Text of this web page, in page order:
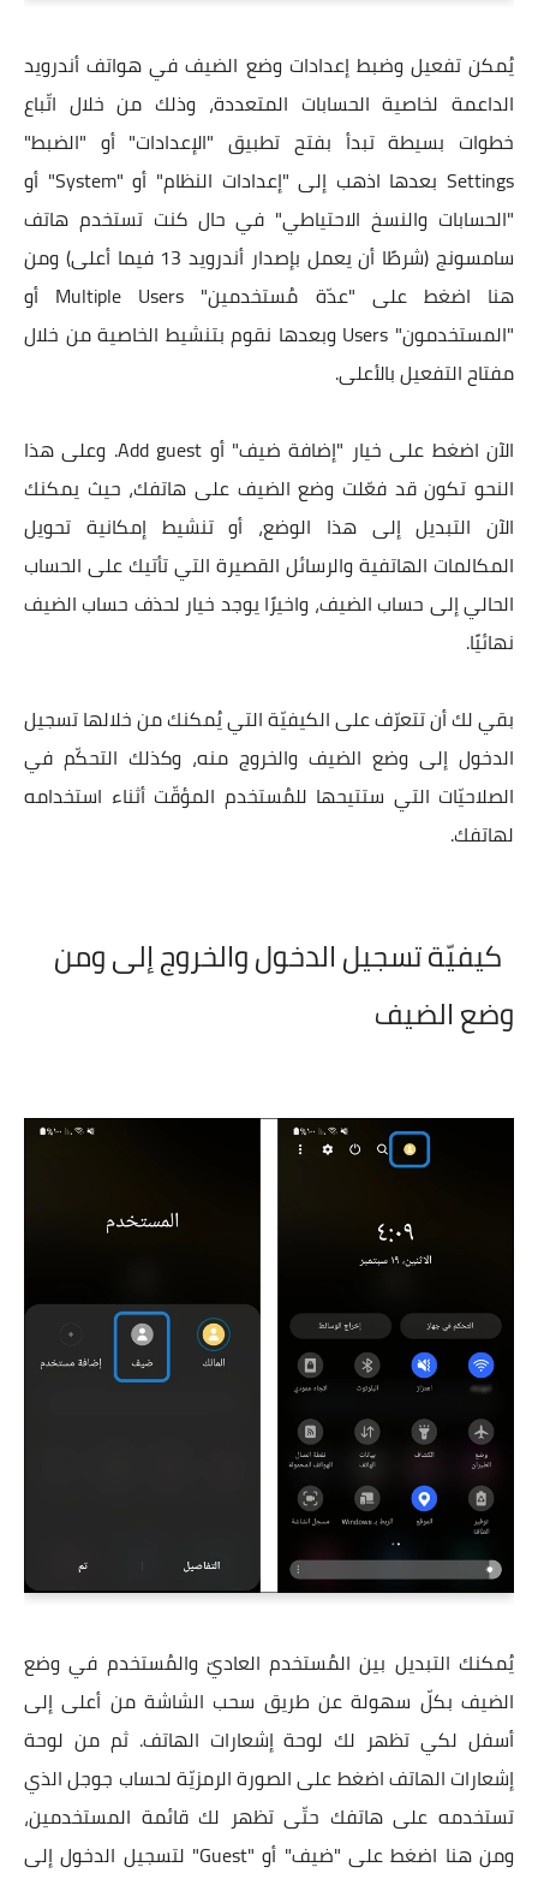
يُمكن تفعيل وضبط إعدادات وضع الضيف في هواتف أندرويد
الداعمة لخاصية الحسابات المتعددة، وذلك من خلال اتّباع
خطوات بسيطة تبدأ بفتح تطبيق "الإعدادات" أو "الضبط"
Settings بعدها اذهب إلى "إعدادات النظام" أو "System" أو
"الحسابات والنسخ الاحتياطي" في حال كنت تستخدم هاتف
سامسونج (شرطًا أن يعمل بإصدار أندرويد 13 فيما أعلى) ومن
هنا اضغط على "عدّة مُستخدمين" Multiple Users أو
"المستخدمون" Users وبعدها نقوم بتنشيط الخاصية من خلال
مفتاح التفعيل بالأعلى.
الآن اضغط على خيار "إضافة ضيف" أو Add guest. وعلى هذا
النحو تكون قد فعّلت وضع الضيف على هاتفك، حيث يمكنك
الآن التبديل إلى هذا الوضع، أو تنشيط إمكانية تحويل
المكالمات الهاتفية والرسائل القصيرة التي تأتيك على الحساب
الحالي إلى حساب الضيف، واخيرًا يوجد خيار لحذف حساب الضيف
نهائيًا.
بقي لك أن تتعرّف على الكيفيّة التي يُمكنك من خلالها تسجيل
الدخول إلى وضع الضيف والخروج منه، وكذلك التحكّم في
الصلاحيّات التي ستتيحها للمُستخدم المؤقّت أثناء استخدامه
لهاتفك.
كيفيّة تسجيل الدخول والخروج إلى ومن
وضع الضيف
يُمكنك التبديل بين المُستخدم العاديّ والمُستخدم في وضع
الضيف بكلّ سهولة عن طريق سحب الشاشة من أعلى إلى
أسفل لكي تظهر لك لوحة إشعارات الهاتف. ثم من لوحة
إشعارات الهاتف اضغط على الصورة الرمزيّة لحساب جوجل الذي
تستخدمه على هاتفك حتّى تظهر لك قائمة المستخدمين،
ومن هنا اضغط على "ضيف" أو "Guest" لتسجيل الدخول إلى